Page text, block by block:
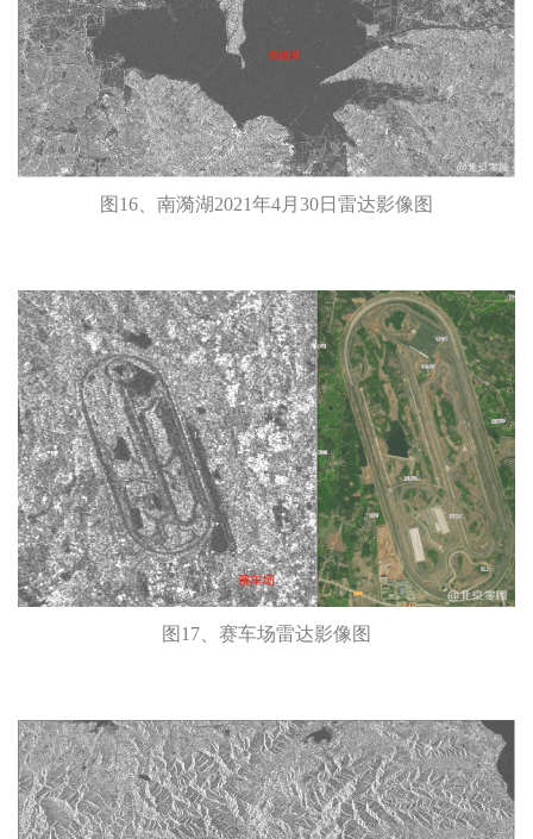
图16、南漪湖2021年4月30日雷达影像图
图17、赛车场雷达影像图